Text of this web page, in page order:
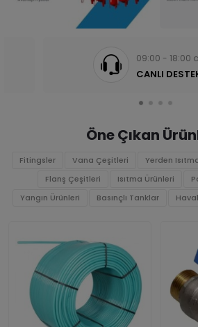
09:00 - 18:00
CANLI
Öne Çıkan
Fitingsler Vana Çeşitleri Yerden
Flanş Çeşitleri Isıtma Ürünleri
Yangın Ürünleri Basınçlı Tanklar